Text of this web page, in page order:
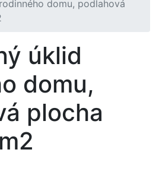
domu, podlahová
úklid
domu,
plocha